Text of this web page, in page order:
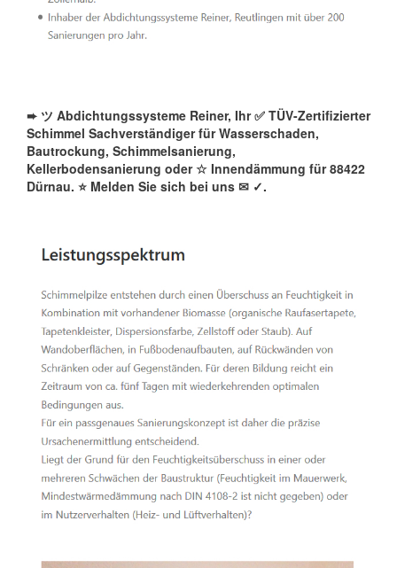
➨ ツ Abdichtungssysteme Reiner, Ihr ✅ TÜV-Zertifizierter
Schimmel Sachverständiger für Wasserschaden,
Bautrockung, Schimmelsanierung,
Kellerbodensanierung oder ☆ Innendämmung für 88422
Dürnau. ⭐ Melden Sie sich bei uns ✉ ✓️.